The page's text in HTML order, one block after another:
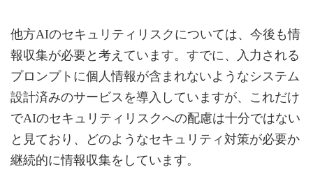
他方AIのセキュリティリスクについては、今後も情
報収集が必要と考えています。すでに、入力される
プロンプトに個人情報が含まれないようなシステム
設計済みのサービスを導入していますが、これだけ
でAIのセキュリティリスクへの配慮は十分ではない
と見ており、どのようなセキュリティ対策が必要か
継続的に情報収集をしています。